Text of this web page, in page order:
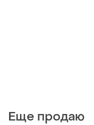
Еще продаю